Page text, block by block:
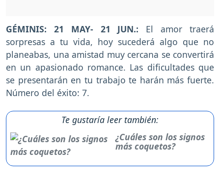
GÉMINIS: 21 MAY- 21 JUN.: El amor traerá
sorpresas a tu vida, hoy sucederá algo que no
planeabas, una amistad muy cercana se convertirá
en un apasionado romance. Las dificultades que
se presentarán en tu trabajo te harán más fuerte.
Número del éxito: 7.
Te gustaría leer también:
¿Cuáles son los signos
más coquetos?